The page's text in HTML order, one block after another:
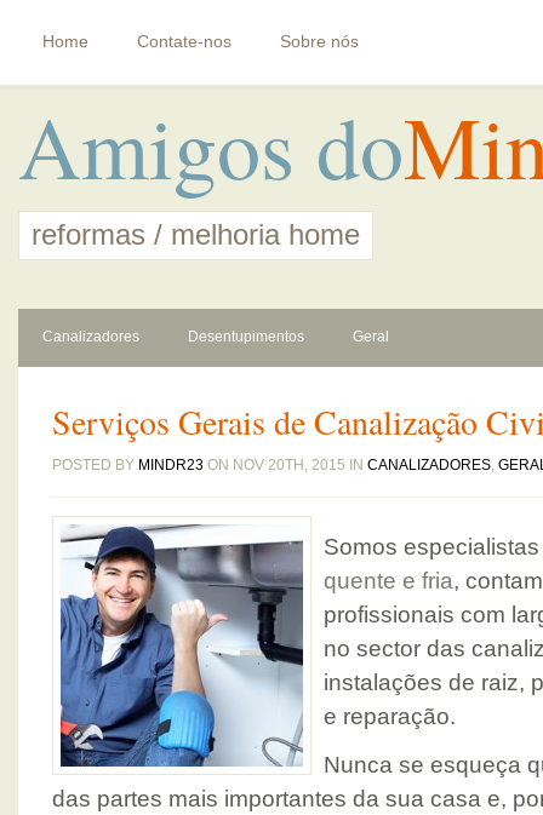
Home Contate-nos Sobre nós
Amigos do
reformas / melhoria home
Canalizadores Desentupimentos Geral
Serviços Gerais de Canalização
POSTED BY MINDR23 ON NOV 20TH, 2015 IN CANALIZADORES,
Somos
quente e fria,
profissionais com
no sector das
instalações de raiz,
e reparação.
Nunca se esqueça
das partes mais importantes da sua casa e,